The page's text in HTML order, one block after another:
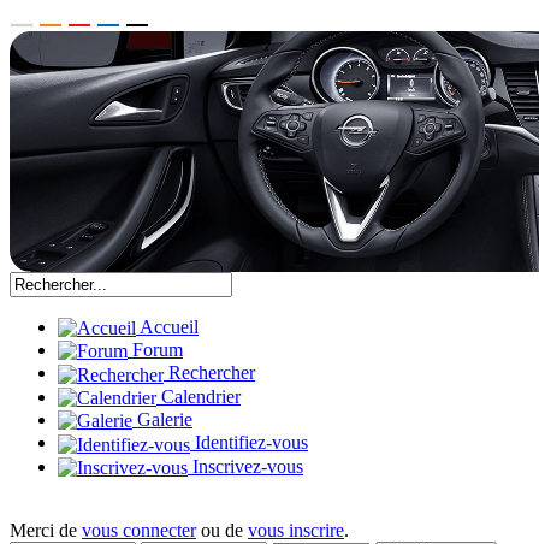
Accueil
Forum
Rechercher
Calendrier
Galerie
Identifiez-vous
Inscrivez-vous
Merci de vous connecterou de vous inscrire.